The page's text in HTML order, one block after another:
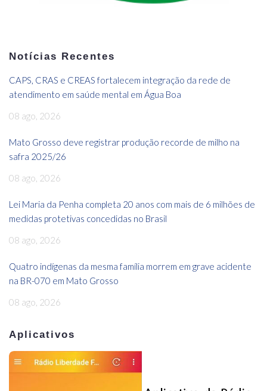
Notícias Recentes
CAPS, CRAS e CREAS fortalecem integração da rede de
atendimento em saúde mental em Água Boa
08 ago, 2026
Mato Grosso deve registrar produção recorde de milho na
safra 2025/26
08 ago, 2026
Lei Maria da Penha completa 20 anos com mais de 6 milhões de
medidas protetivas concedidas no Brasil
08 ago, 2026
Quatro indígenas da mesma família morrem em grave acidente
na BR-070 em Mato Grosso
08 ago, 2026
Aplicativos